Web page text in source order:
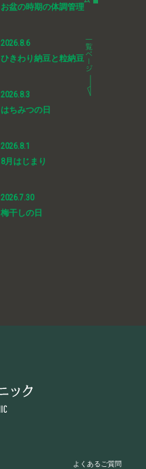
お盆の時期の体調管理
2026.8.6
ひきわり納豆と粒納豆
2026.8.3
はちみつの日
2026.8.1
8月はじまり
2026.7.30
梅干しの日
よくあるご質問